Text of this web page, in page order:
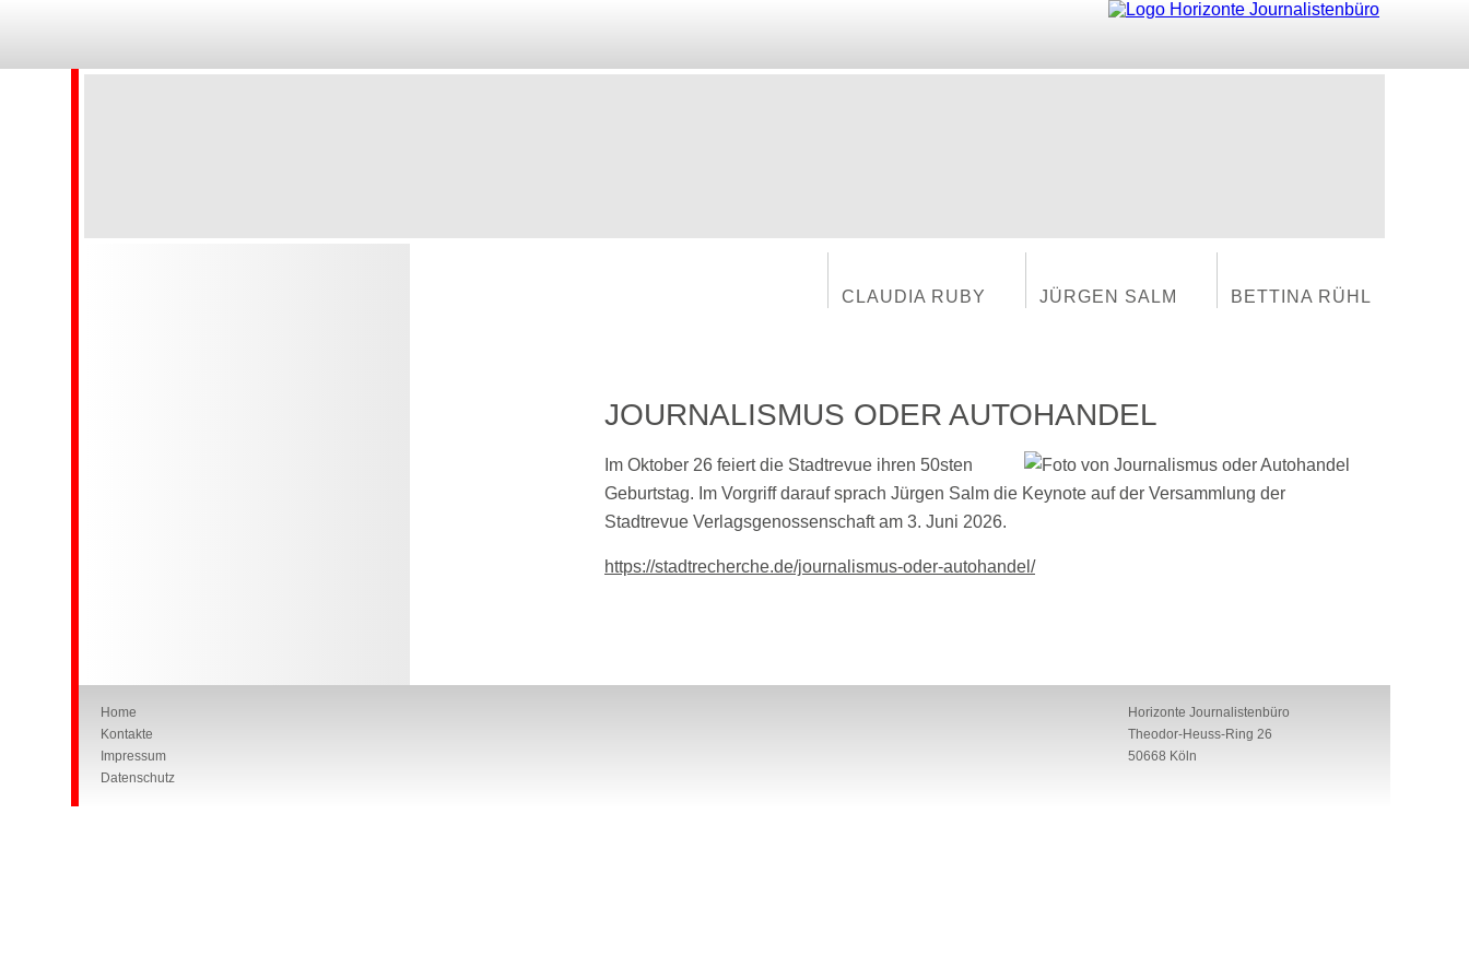
CLAUDIA RUBY JÜRGEN SALM BETTINA RÜHL
JOURNALISMUS ODER AUTOHANDEL
Im Oktober 26 feiert die Stadtrevue ihren 50sten
Geburtstag. Im Vorgriff darauf sprach Jürgen Salm die Keynote auf der Versammlung der
Stadtrevue Verlagsgenossenschaft am 3. Juni 2026.
https://stadtrecherche.de/journalismus-oder-autohandel/
Home
Kontakte
Impressum
Datenschutz
Horizonte Journalistenbüro
Theodor-Heuss-Ring 26
50668 Köln